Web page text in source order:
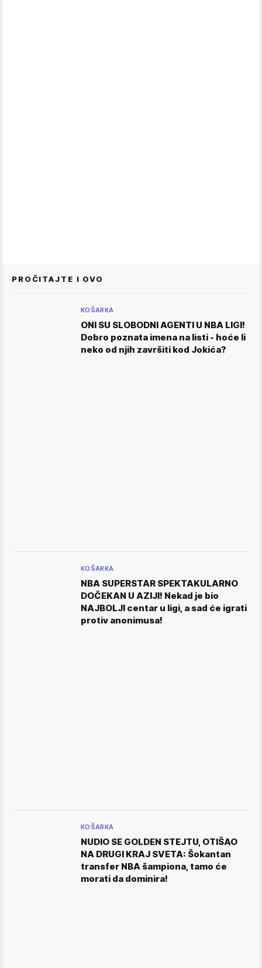
PROČITAJTE I OVO
KOŠARKA
ONI SU SLOBODNI AGENTI U NBA LIGI!
Dobro poznata imena na listi - hoće li
neko od njih završiti kod Jokića?
KOŠARKA
NBA SUPERSTAR SPEKTAKULARNO
DOČEKAN U AZIJI! Nekad je bio
NAJBOLJI centar u ligi, a sad će igrati
protiv anonimusa!
KOŠARKA
NUDIO SE GOLDEN STEJTU, OTIŠAO
NA DRUGI KRAJ SVETA: Šokantan
transfer NBA šampiona, tamo će
morati da dominira!